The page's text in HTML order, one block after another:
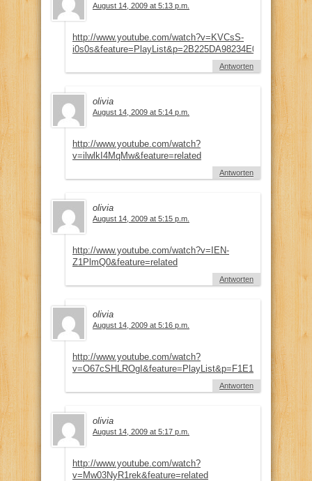
August 14, 2009 at 5:13 p.m.
http://www.youtube.com/watch?v=KVCsS-
Antworten
olivia
August 14, 2009 at 5:14 p.m.
http://www.youtube.com/watch?
v=ilwlkI4MqMw&feature=related
Antworten
olivia
August 14, 2009 at 5:15 p.m.
http://www.youtube.com/watch?v=IEN-
Z1PlmQ0&feature=related
Antworten
olivia
August 14, 2009 at 5:16 p.m.
http://www.youtube.com/watch?
Antworten
olivia
August 14, 2009 at 5:17 p.m.
http://www.youtube.com/watch?
v=Mw03NyR1rek&feature=related